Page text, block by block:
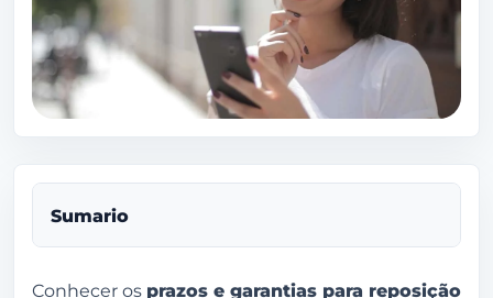
Sumario
Reposição de seguidores: uma garantia que
Conhecer os prazos e garantias para reposição